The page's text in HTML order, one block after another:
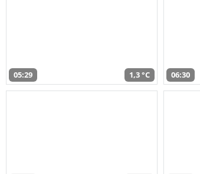
05:29 1,3 °C 06:30